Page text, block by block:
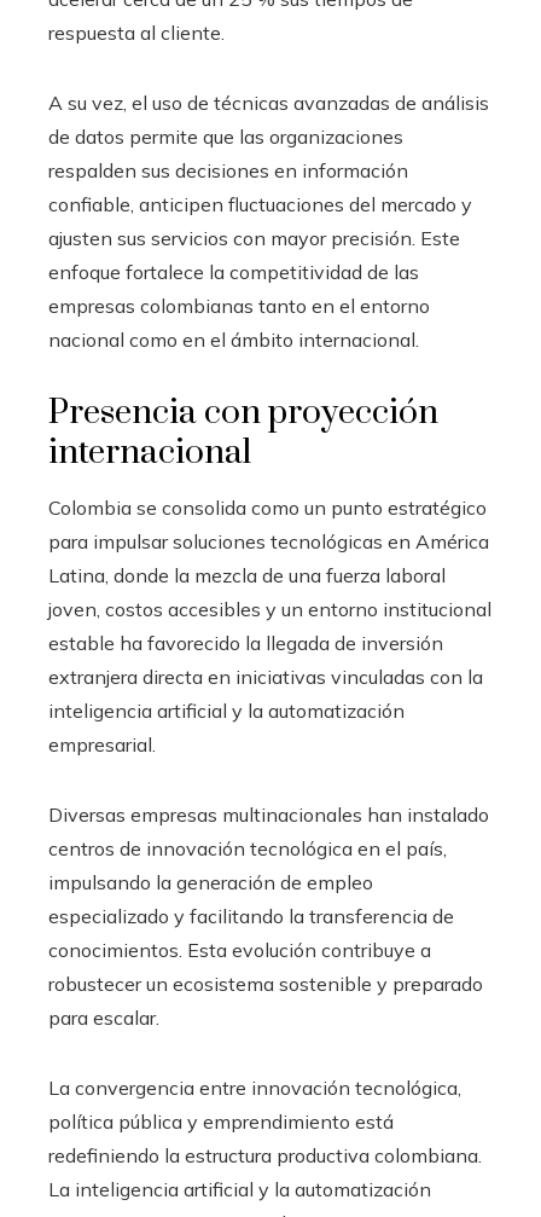
respuesta al cliente.
A su vez, el uso de técnicas avanzadas de análisis
de datos permite que las organizaciones
respalden sus decisiones en información
confiable, anticipen fluctuaciones del mercado y
ajusten sus servicios con mayor precisión. Este
enfoque fortalece la competitividad de las
empresas colombianas tanto en el entorno
nacional como en el ámbito internacional.
Presencia con proyección
internacional
Colombia se consolida como un punto estratégico
para impulsar soluciones tecnológicas en América
Latina, donde la mezcla de una fuerza laboral
joven, costos accesibles y un entorno institucional
estable ha favorecido la llegada de inversión
extranjera directa en iniciativas vinculadas con la
inteligencia artificial y la automatización
empresarial.
Diversas empresas multinacionales han instalado
centros de innovación tecnológica en el país,
impulsando la generación de empleo
especializado y facilitando la transferencia de
conocimientos. Esta evolución contribuye a
robustecer un ecosistema sostenible y preparado
para escalar.
La convergencia entre innovación tecnológica,
política pública y emprendimiento está
redefiniendo la estructura productiva colombiana.
La inteligencia artificial y la automatización